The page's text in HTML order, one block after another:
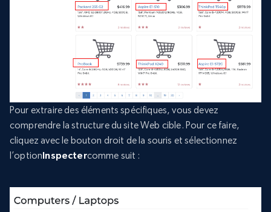
Pour extraire des éléments spécifiques, vous devez
comprendre la structure du site Web cible. Pour ce faire,
cliquez avec le bouton droit de la souris et sélectionnez
l’optionInspectercomme suit :